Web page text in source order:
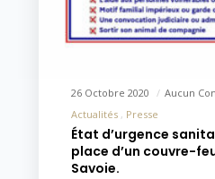
26 Octobre 2020
Aucun
Actualités
Presse
État d’urgence
place d’un couvre-
Savoie.